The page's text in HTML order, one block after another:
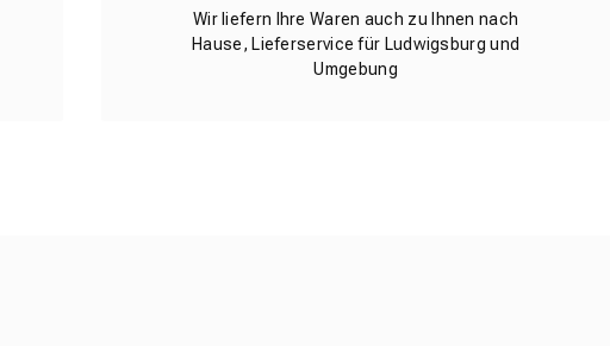
Wir liefern Ihre Waren auch zu Ihnen nach
Hause, Lieferservice für Ludwigsburg und
Umgebung